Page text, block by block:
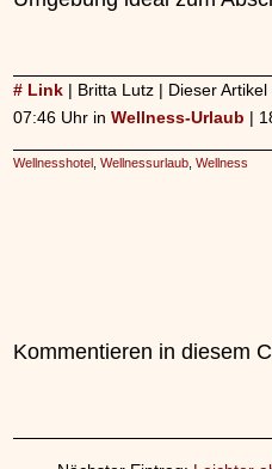
# Link | Britta Lutz | Dieser
07:46 Uhr in Wellness-Urlaub |
Wellnesshotel Wellnessurlaub Wellness
Kommentieren in diesem